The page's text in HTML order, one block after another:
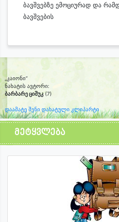
ბავშვებზე ემოციურად და
ბავშვების
„კაიონი“
ნახატის ავტორი:
ბარბარე ციშუკ(7)
დაამატე შენი დახატული კლიპარტი
მეტყვლება